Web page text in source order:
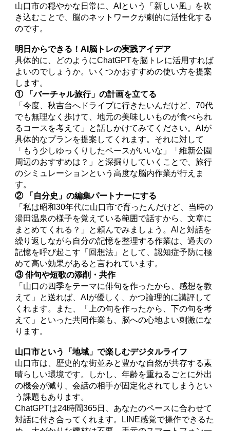
山口市の穏やかな日常に、AIという「新しい風」を吹
き込むことで、脳のネットワークが劇的に活性化する
のです。
明日からできる！AI脳トレの実践アイデア
具体的に、どのようにChatGPTを脳トレに活用すれば
よいのでしょうか。いくつかおすすめの使い方を提案
します。
① 「バーチャル旅行」の計画を立てる
「今度、秋吉台へドライブに行きたいんだけど、70代
でも無理なく歩けて、地元の美味しいものが食べられ
るコースを考えて」と話しかけてみてください。AIが
具体的なプランを提案してくれます。それに対して
「もう少しゆっくりしたペースがいいな」「維新公園
周辺のおすすめは？」と深掘りしていくことで、旅行
のシミュレーションという高度な脳内作業が行えま
す。
② 「自分史」の編集パートナーにする
「私は昭和30年代に山口市で育ったんだけど、当時の
湯田温泉の様子を覚えている範囲で話すから、文章に
まとめてくれる？」と頼んでみましょう。AIと対話を
繰り返しながら自分の記憶を整理する作業は、過去の
記憶を呼び起こす「回想法」として、認知症予防に極
めて高い効果があると言われています。
③ 俳句や短歌の添削・共作
「山口の四季をテーマに俳句を作ったから、感想を教
えて」と送れば、AIが優しく、かつ論理的に講評して
くれます。また、「上の句を作ったから、下の句を考
えて」といった共同作業も、脳への心地よい刺激にな
ります。
山口市という「地域」で楽しむデジタルライフ
山口市は、歴史的な街並みと豊かな自然が共存する素
晴らしい環境です。しかし、年齢を重ねるごとに外出
の機会が減り、会話の相手が固定化されてしまうとい
う課題もあります。
ChatGPTは24時間365日、あなたのペースに合わせて
対話に付き合ってくれます。LINE感覚で操作できるた